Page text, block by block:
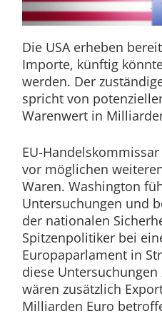
Die USA erheben
Importe, künftig
werden. Der
spricht von
Warenwert in
EU-
vor möglichen
Waren. Washington
Untersuchungen und
der nationalen
Spitzenpolitiker bei
Europaparlament in
diese
wären zusätzlich
Milliarden Euro